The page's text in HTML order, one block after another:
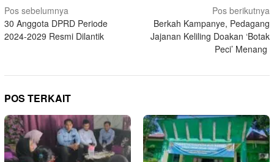
Navigasi
pos
Pos sebelumnya
30 Anggota DPRD Periode
2024-2029 Resmi Dilantik
Pos berikutnya
Berkah Kampanye, Pedagang
Jajanan Keliling Doakan ‘Botak
Peci’ Menang
POS TERKAIT